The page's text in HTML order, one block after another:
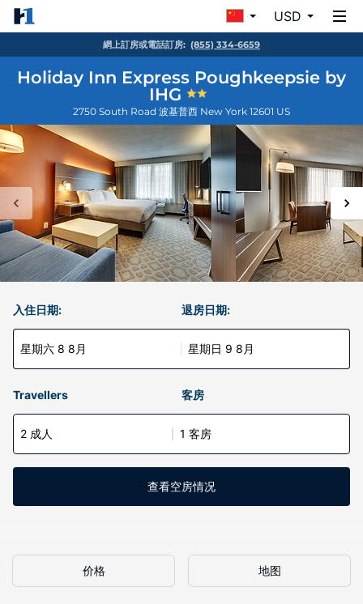
USD
網上訂房或電話訂房: (855) 334-6659
Holiday Inn Express Poughkeepsie by
IHG
2750 South Road 波基普西 New York 12601 US
入住日期:
星期六 8 8月
退房日期:
星期日 9 8月
Travellers 客房
2 成人 1 客房
查看空房情况
价格 地图